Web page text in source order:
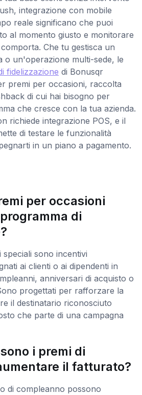
integrazione con mobile
reale significano che puoi
al momento giusto e monitorare
Che tu gestisca un
o un'operazione multi-sede, le
fidelizzazione di Bonusqr
premi per occasioni, raccolta
di cui hai bisogno per
che cresce con la tua azienda.
richiede integrazione POS, e il
di testare le funzionalità
in un piano a pagamento.
per occasioni
di
sono incentivi
ai clienti o ai dipendenti in
anniversari di acquisto o
progettati per rafforzare la
il destinatario riconosciuto
che parte di una campagna
i premi di
il fatturato?
di compleanno possono